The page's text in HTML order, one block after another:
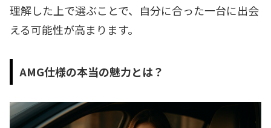
理解した上で選ぶことで、自分に合った一台に出会
える可能性が高まります。
AMG仕様の本当の魅力とは？